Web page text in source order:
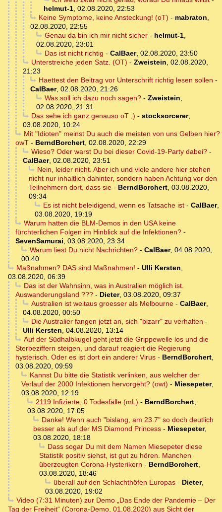
helmut-1, 02.08.2020, 22:53
Keine Symptome, keine Ansteckung! (oT) - mabraton,
02.08.2020, 22:55
Genau da bin ich mir nicht sicher- helmut-1,
02.08.2020, 23:01
Das ist nicht richtig - CalBaer, 02.08.2020, 23:50
Unterstreiche jeden Satz. (OT) - Zweistein, 02.08.2020,
21:23
Haettest den Beitrag vor Unterschrift richtig lesen sollen -
CalBaer, 02.08.2020, 21:26
Was soll ich dazu noch sagen?- Zweistein,
02.08.2020, 21:31
Das sehe ich ganz genauso oT ;) - stocksorcerer,
03.08.2020, 10:24
Mit "Idioten" meinst Du auch die meisten von uns Gelben hier?
owT - BerndBorchert, 02.08.2020, 22:29
Wieso? Oder warst Du bei dieser Covid-19-Party dabei?-
CalBaer, 02.08.2020, 23:51
Nein, leider nicht. Aber ich und viele andere hier stehen
nicht nur inhaltlich dahinter, sondern haben Achtung vor den
Teilnehmern dort, dass sie - BerndBorchert, 03.08.2020,
09:34
Es ist nicht beleidigend, wenn es Tatsache ist- CalBaer,
03.08.2020, 19:19
Warum hatten die BLM-Demos in den USA keine
fürchterlichen Folgen im Hinblick auf die Infektionen? -
SevenSamurai, 03.08.2020, 23:34
Warum liest Du nicht Nachrichten?- CalBaer, 04.08.2020,
00:40
Maßnahmen? DAS sind Maßnahmen! - Ulli Kersten,
03.08.2020, 06:39
Das ist der Wahnsinn, was in Australien möglich ist.
Auswanderungsland ??? - Dieter, 03.08.2020, 09:37
Australien ist weitaus groesser als Melbourne- CalBaer,
04.08.2020, 00:50
Die Australier fangen jetzt an, sich "bizarr" zu verhalten -
Ulli Kersten, 04.08.2020, 13:14
Auf der Südhalbkugel geht jetzt die Grippewelle los und die
Sterbeziffern steigen, und darauf reagiert die Regierung
hysterisch. Oder es ist dort ein anderer Virus - BerndBorchert,
03.08.2020, 09:59
Kannst Du bitte die Statistik verlinken, aus welcher der
Verlauf der 2000 Infektionen hervorgeht? (owt) - Miesepeter,
03.08.2020, 12:19
2119 Infizierte, 0 Todesfälle (mL) - BerndBorchert,
03.08.2020, 17:05
Danke! Wenn auch "bislang, am 23.7" so doch deutlich
besser als auf der MS Diamond Princess - Miesepeter,
03.08.2020, 18:18
Dass sogar Du mit dem Namen Miesepeter diese
Statistik positiv siehst, ist gut zu hören. Manchen
überzeugten Corona-Hysterikern - BerndBorchert,
03.08.2020, 18:46
überall auf den Schlachthöfen Europas- Dieter,
03.08.2020, 19:02
Video (7:31 Minuten) zur Demo „Das Ende der Pandemie – Der
Tag der Freiheit“ (Corona-Demo, 01.08.2020) aus Sicht der